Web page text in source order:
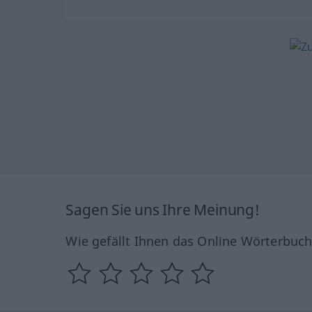
Sagen Sie uns Ihre Meinung!
Wie gefällt Ihnen das Online